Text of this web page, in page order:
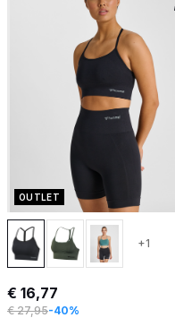
OUTLET
+1
€ 16,77
€ 27,95-40%